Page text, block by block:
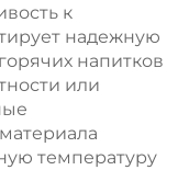
к
надежную
напитков
или
температуру